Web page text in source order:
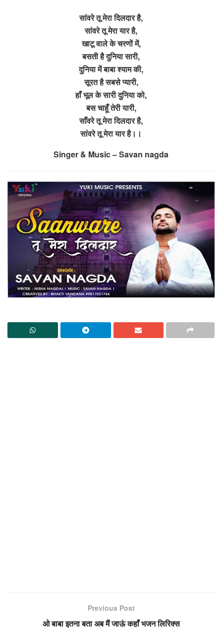
सांवरे तू मेरा दिलदार है,
सांवरे तू मेरा यार है,
खाटू वाले के चरणों में,
बसती है दुनिया सारी,
दुनिया में बाबा श्याम की,
सूरत है सबसे प्यारी,
हाँ भूल के सारी दुनिया को,
बस चाहूँ तेरी यारी,
साँवरे तू मेरा दिलदार है,
सांवरे तू मेरा यार है।।
Singer & Music – Savan nagda
Previous Post
ओ बाबा इतना बता अब मैं जाऊं कहाँ भजन लिरिक्स